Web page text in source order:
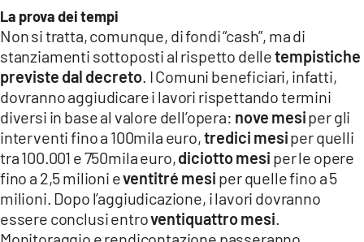
La prova dei tempi
Non si tratta, comunque, di fondi “cash”, ma di
stanziamenti sottoposti al rispetto delletempistiche
previste dal decreto . I Comuni beneficiari, infatti,
dovranno aggiudicare i lavori rispettando termini
diversi in base al valore dell’opera: nove mesiper gli
interventi fino a 100mila euro,tredici mesiper quelli
tra 100.001 e 750mila euro,diciotto mesi per le opere
fino a 2,5 milioni eventitré mesi per quelle fino a 5
milioni. Dopo l’aggiudicazione, i lavori dovranno
essere conclusi entroventiquattro mesi